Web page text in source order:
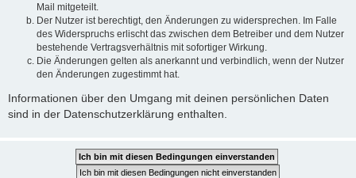
Mail mitgeteilt.
Der Nutzer ist berechtigt, den Änderungen zu widersprechen. Im Falle
des Widerspruchs erlischt das zwischen dem Betreiber und dem Nutzer
bestehende Vertragsverhältnis mit sofortiger Wirkung.
Die Änderungen gelten als anerkannt und verbindlich, wenn der Nutzer
den Änderungen zugestimmt hat.
Informationen über den Umgang mit deinen persönlichen Daten
sind in der Datenschutzerklärung enthalten.